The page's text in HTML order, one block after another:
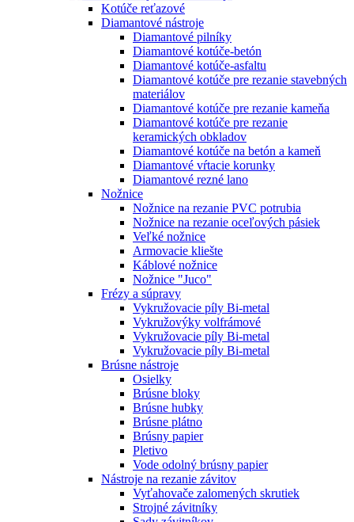
Kotúče reťazové
Diamantové nástroje
Diamantové pilníky
Diamantové kotúče-betón
Diamantové kotúče-asfaltu
Diamantové kotúče pre rezanie stavebných
materiálov
Diamantové kotúče pre rezanie kameňa
Diamantové kotúče pre rezanie
keramických obkladov
Diamantové kotúče na betón a kameň
Diamantové vŕtacie korunky
Diamantové rezné lano
Nožnice
Nožnice na rezanie PVC potrubia
Nožnice na rezanie oceľových pásiek
Veľké nožnice
Armovacie kliešte
Káblové nožnice
Nožnice "Juco"
Frézy a súpravy
Vykružovacie píly Bi-metal
Vykružovýky volfrámové
Vykružovacie píly Bi-metal
Vykružovacie píly Bi-metal
Brúsne nástroje
Osielky
Brúsne bloky
Brúsne hubky
Brúsne plátno
Brúsny papier
Pletivo
Vode odolný brúsny papier
Nástroje na rezanie závitov
Vyťahovače zalomených skrutiek
Strojné závitníky